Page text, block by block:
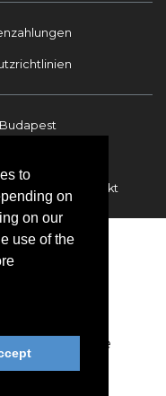
to
on
on our
use of the
Kontakt
| Alle